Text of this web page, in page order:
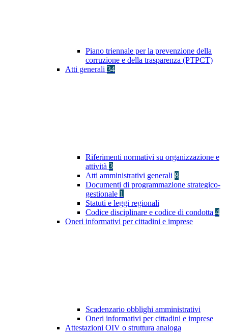
Piano triennale per la prevenzione della
corruzione e della trasparenza (PTPCT)
Atti generali 34
Riferimenti normativi su organizzazione e
attività 3
Atti amministrativi generali 8
Documenti di programmazione strategico-
gestionale 1
Statuti e leggi regionali
Codice disciplinare e codice di condotta 4
Oneri informativi per cittadini e imprese
Scadenzario obblighi amministrativi
Oneri informativi per cittadini e imprese
Attestazioni OIV o struttura analoga